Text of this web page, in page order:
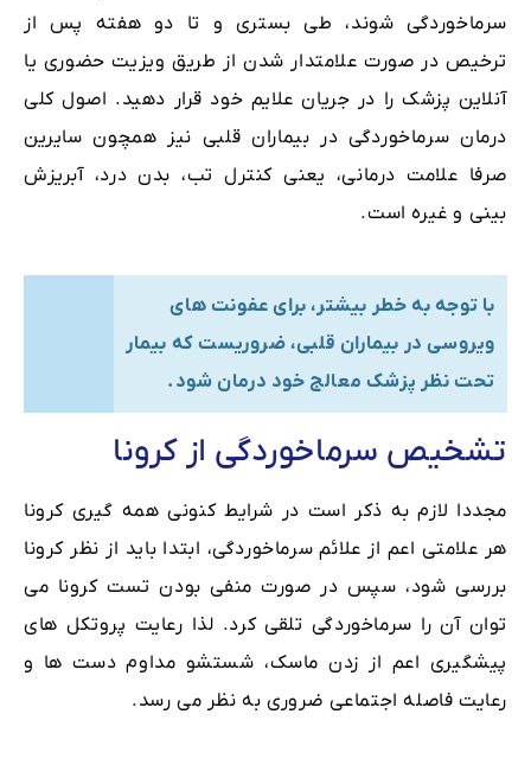
سرماخوردگی شوند، طی بستری و تا دو هفته پس از
ترخیص در صورت علامتدار شدن از طریق ویزیت حضوری یا
آنلاین پزشک را در جریان علایم خود قرار دهید. اصول کلی
درمان سرماخوردگی در بیماران قلبی نیز همچون سایرین
صرفا علامت درمانی، یعنی کنترل تب، بدن درد، آبریزش
بینی و غیره است.
با توجه به خطر بیشتر، برای عفونت های
ویروسی در بیماران قلبی، ضروریست که بیمار
تحت نظر پزشک معالج خود درمان شود.
تشخیص سرماخوردگی از کرونا
مجددا لازم به ذکر است در شرایط کنونی همه گیری کرونا
هر علامتی اعم از علائم سرماخوردگی، ابتدا باید از نظر کرونا
بررسی شود، سپس در صورت منفی بودن تست کرونا می
توان آن را سرماخوردگی تلقی کرد. لذا رعایت پروتکل های
پیشگیری اعم از زدن ماسک، شستشو مداوم دست ها و
رعایت فاصله اجتماعی ضروری به نظر می رسد.